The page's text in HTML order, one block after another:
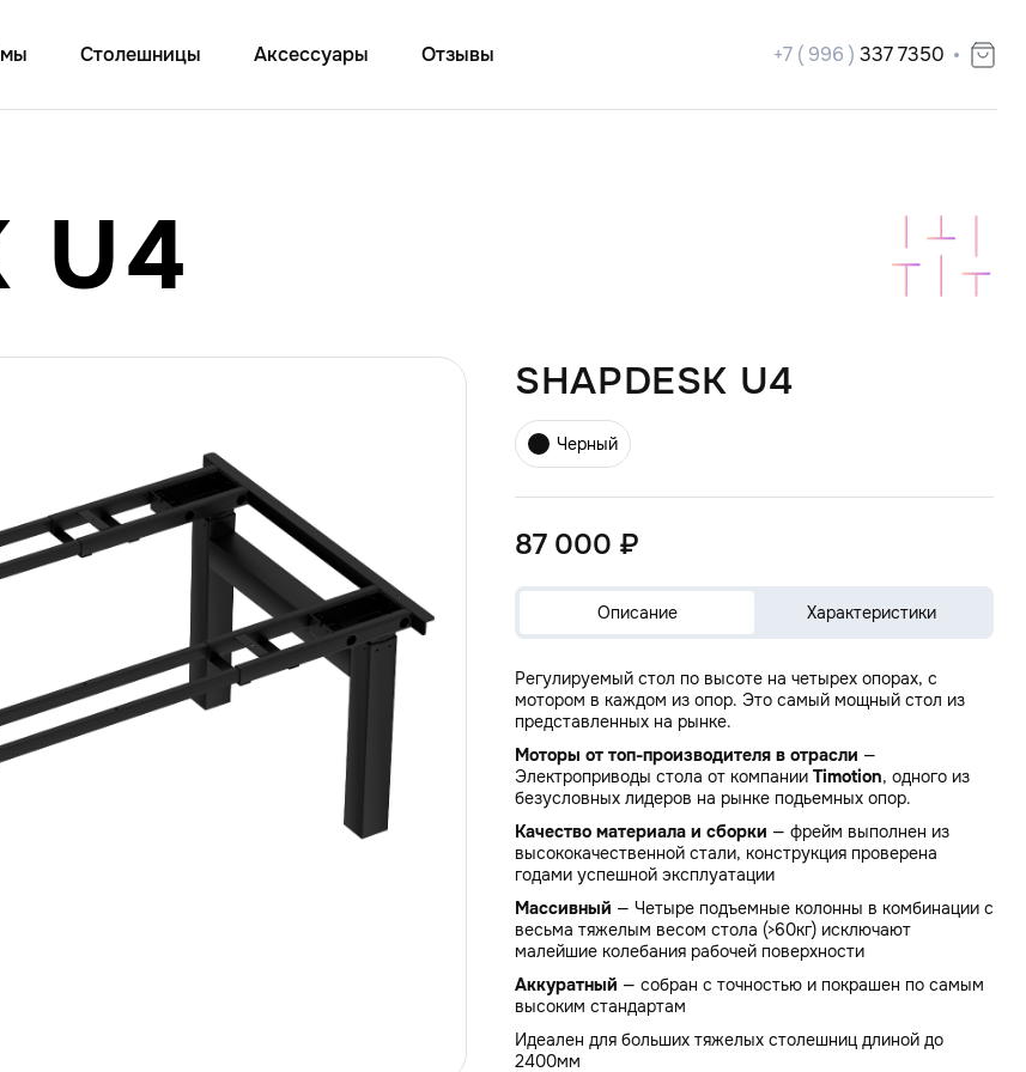
Столешницы Акcессуары Отзывы +7 ( 996 ) 337 7350
U4
SHAPDESK U4
Черный
87 000 ₽
Описание Характеристики
Регулируемый стол по высоте на четырех опорах, с
мотором в каждом из опор. Это самый мощный стол из
представленных на рынке.
Моторы от топ-производителя в отрасли —
Электроприводы стола от компании Timotion, одного из
безусловных лидеров на рынке подьемных опор.
Качество материала и сборки — фрейм выполнен из
высококачественной стали, конструкция проверена
годами успешной эксплуатации
Массивный — Четыре подъемные колонны в комбинации с
весьма тяжелым весом стола (>60кг) исключают
малейшие колебания рабочей поверхности
Аккуратный — собран с точностью и покрашен по самым
высоким стандартам
Идеален для больших тяжелых столешниц длиной до
2400мм